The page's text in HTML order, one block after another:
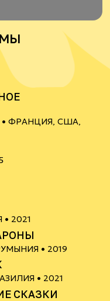
ФРАНЦИЯ, США,
• 2021
• 2019
• 2021
СКАЗКИ